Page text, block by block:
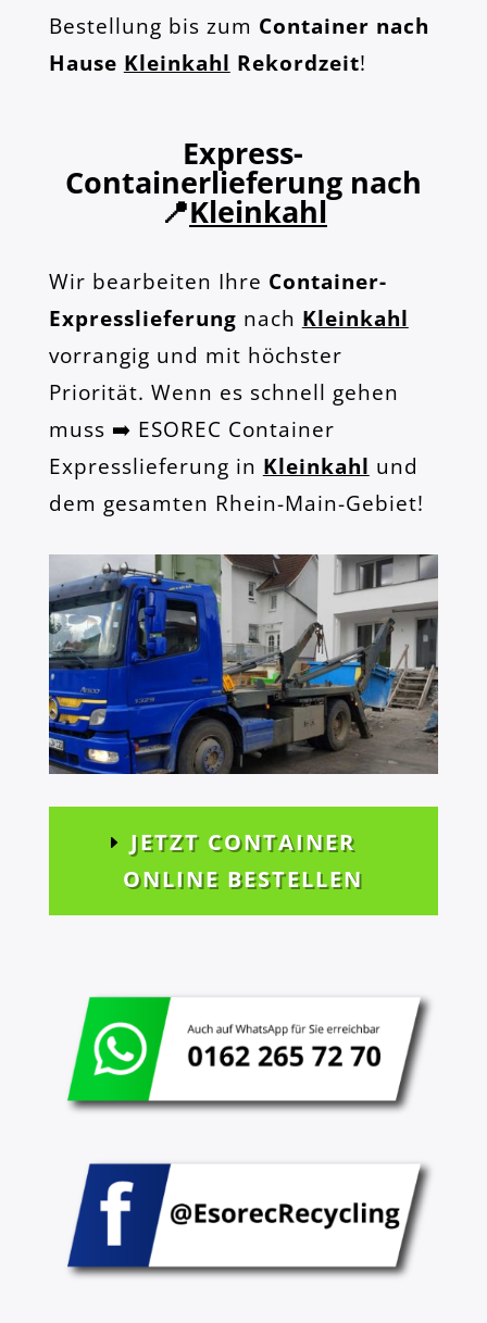
Bestellung bis zum Container nach
Hause Kleinkahl Rekordzeit!
Express-
Containerlieferung nach
📍Kleinkahl
Wir bearbeiten Ihre Container-
Expresslieferung nach Kleinkahl
vorrangig und mit höchster
Priorität. Wenn es schnell gehen
muss ➡️ ESOREC Container
Expresslieferung in Kleinkahl und
dem gesamten Rhein-Main-Gebiet!
JETZT CONTAINER
ONLINE BESTELLEN